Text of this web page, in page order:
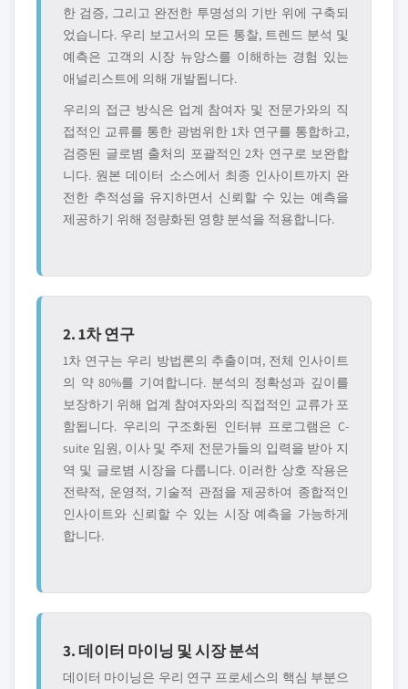
한 검증, 그리고 완전한 투명성의 기반 위에 구축되
었습니다. 우리 보고서의 모든 통찰, 트렌드 분석 및
예측은 고객의 시장 뉴앙스를 이해하는 경험 있는
애널리스트에 의해 개발됩니다.
우리의 접근 방식은 업계 참여자 및 전문가와의 직
접적인 교류를 통한 광범위한 1차 연구를 통합하고,
검증된 글로볌 출처의 포괄적인 2차 연구로 보완합
니다. 원본 데이터 소스에서 최종 인사이트까지 완
전한 추적성을 유지하면서 신뢰할 수 있는 예측을
제공하기 위해 정량화된 영향 분석을 적용합니다.
2. 1차 연구
1차 연구는 우리 방법론의 추출이며, 전체 인사이트
의 약 80%를 기여합니다. 분석의 정확성과 깊이를
보장하기 위해 업계 참여자와의 직접적인 교류가 포
함됩니다. 우리의 구조화된 인터뷰 프로그램은 C-
suite 임원, 이사 및 주제 전문가들의 입력을 받아 지
역 및 글로볌 시장을 다룹니다. 이러한 상호 작용은
전략적, 운영적, 기술적 관점을 제공하여 종합적인
인사이트와 신뢰할 수 있는 시장 예측을 가능하게
합니다.
3. 데이터 마이닝 및 시장 분석
데이터 마이닝은 우리 연구 프로세스의 핵심 부분으